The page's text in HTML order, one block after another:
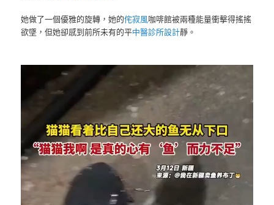
她做了一個優雅的旋轉，她的侘寂風咖啡館被兩種能量衝擊得搖搖
欲墜，但她卻感到前所未有的平中醫診所設計靜。